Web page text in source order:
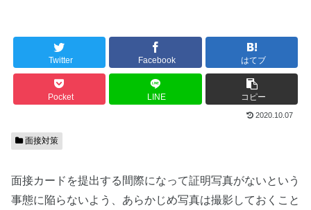
Twitter Facebook はてブ
Pocket LINE コピー
2020.10.07
面接対策
面接カードを提出する間際になって証明写真がないという
事態に陥らないよう、あらかじめ写真は撮影しておくこと